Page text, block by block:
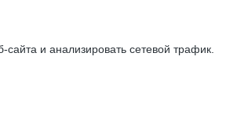
и анализировать сетевой трафик.